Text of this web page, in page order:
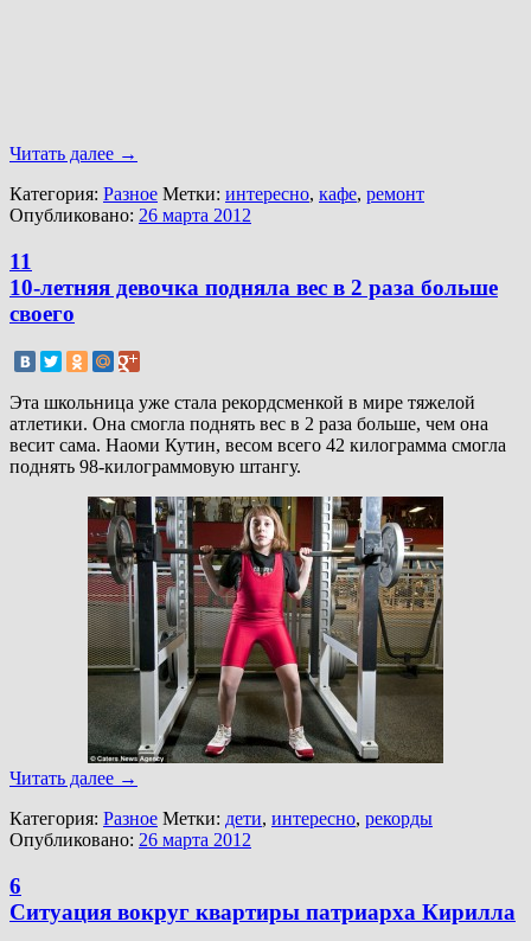
Читать далее →
Категория: Разное Метки: интересно, кафе, ремонт
Опубликовано: 26 марта 2012
11
10-летняя девочка подняла вес в 2 раза больше
своего
Эта школьница уже стала рекордсменкой в мире тяжелой
атлетики. Она смогла поднять вес в 2 раза больше, чем она
весит сама. Наоми Кутин, весом всего 42 килограмма смогла
поднять 98-килограммовую штангу.
Читать далее →
Категория: Разное Метки: дети, интересно, рекорды
Опубликовано: 26 марта 2012
6
Ситуация вокруг квартиры патриарха Кирилла